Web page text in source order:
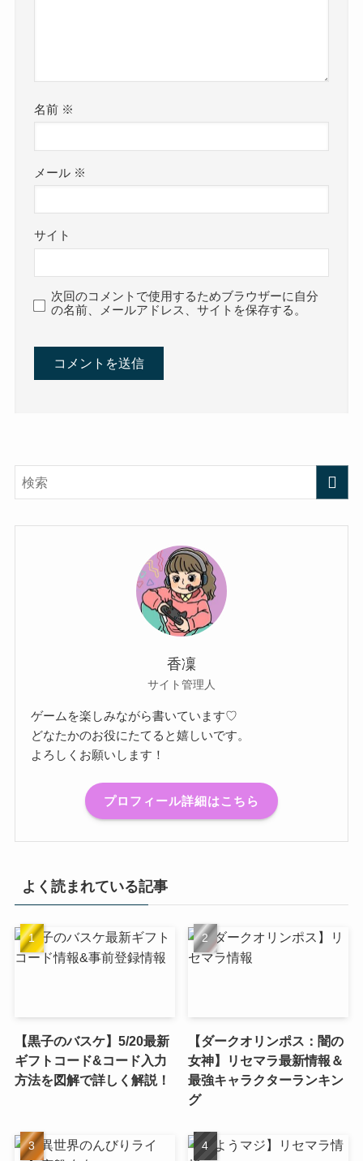
名前 ※
メール ※
サイト
次回のコメントで使用するためブラウザーに自分
の名前、メールアドレス、サイトを保存する。
香凜
サイト管理人
ゲームを楽しみながら書いています♡
どなたかのお役にたてると嬉しいです。
よろしくお願いします！
プロフィール詳細はこちら
よく読まれている記事
【黒子のバスケ】5/20最新
ギフトコード&コード入力
方法を図解で詳しく解説！
【ダークオリンポス：闇の
女神】リセマラ最新情報＆
最強キャラクターランキン
グ